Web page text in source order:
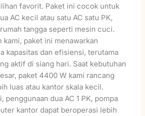
favorit. Paket ini cocok untuk
AC kecil atau satu AC satu PK,
tangga seperti mesin cuci.
kami, paket ini menawarkan
kapasitas dan efisiensi, terutama
aktif di siang hari. Saat kebutuhan
paket 4400 W kami rancang
luas atau kantor skala kecil.
penggunaan dua AC 1 PK, pompa
kantor dapat beroperasi lebih